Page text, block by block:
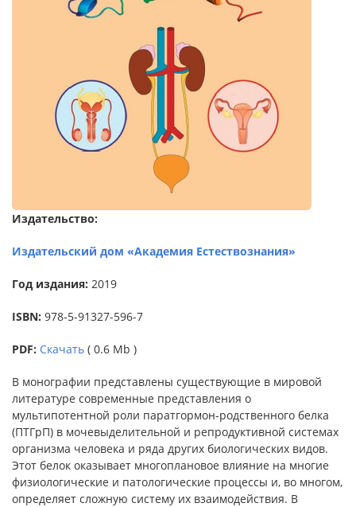
Издательство:
Издательский дом «Академия Естествознания»
Год издания: 2019
ISBN: 978-5-91327-596-7
PDF: Скачать ( 0.6 Mb )
В монографии представлены существующие в мировой
литературе современные представления о
мультипотентной роли паратгормон-родственного белка
(ПТГрП) в мочевыделительной и репродуктивной системах
организма человека и ряда других биологических видов.
Этот белок оказывает многоплановое влияние на многие
физиологические и патологические процессы и, во многом,
определяет сложную систему их взаимодействия. В